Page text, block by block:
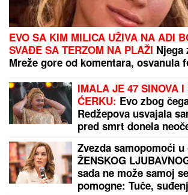
MINA NAUMOVIĆ
PREVARI!Žena
dobila škakljivo
priznala: "To je lakše"